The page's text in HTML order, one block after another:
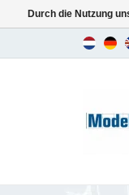
Durch die Nutzung